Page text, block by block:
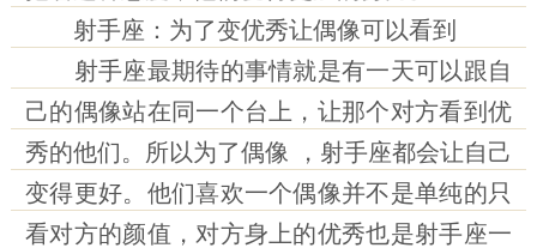
射手座：为了变优秀让偶像可以看到
射手座最期待的事情就是有一天可以跟自
己的偶像站在同一个台上，让那个对方看到优
秀的他们。所以为了偶像 ，射手座都会让自己
变得更好。他们喜欢一个偶像并不是单纯的只
看对方的颜值，对方身上的优秀也是射手座一